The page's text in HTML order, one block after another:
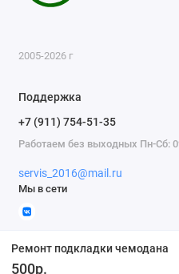
Ремонт подкладки чемодана
500р.
2005-2026 г
Поддержка
+7 (911) 754-51-35
Работаем без выходных Пн-Сб:
servis_2016@mail.ru
Мы в сети